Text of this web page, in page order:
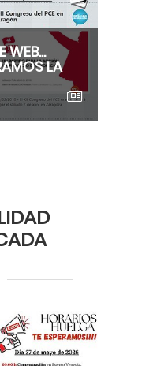
WEB...
LA